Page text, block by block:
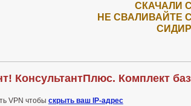
СКАЧАЛИ
НЕ СВАЛИВАЙТЕ
КонсультантПлюс. Комплект
VPN чтобы скрыть ваш IP-адрес